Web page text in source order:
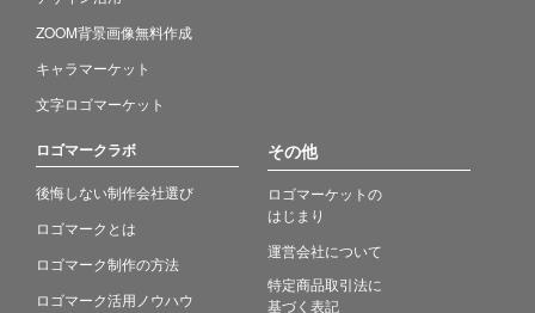
ZOOM背景画像無料作成
キャラマーケット
文字ロゴマーケット
ロゴマークラボ
後悔しない制作会社選び
ロゴマークとは
ロゴマーク制作の方法
ロゴマーク活用ノウハウ
その他
ロゴマーケットの
はじまり
運営会社について
特定商品取引法に
基づく表記